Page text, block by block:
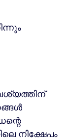
നിക്ഷേപം